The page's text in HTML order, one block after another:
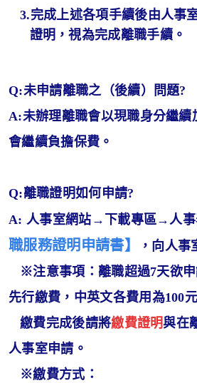
3.完成上述各項手續後由人事
證明，視為完成離職手續。
Q:未申請離職之（後續）問題?
A:未辦理離職會以現職身分繼續
會繼續負擔保費。
Q:離職證明如何申請?
A: 人事室網站→下載專區→人
職服務證明申請書】
，向人事
※注意事項：離職超過7天欲
先行繳費，中英文各費用為100元
繳費完成後請將繳費證明與在
人事室申請。
※繳費方式：